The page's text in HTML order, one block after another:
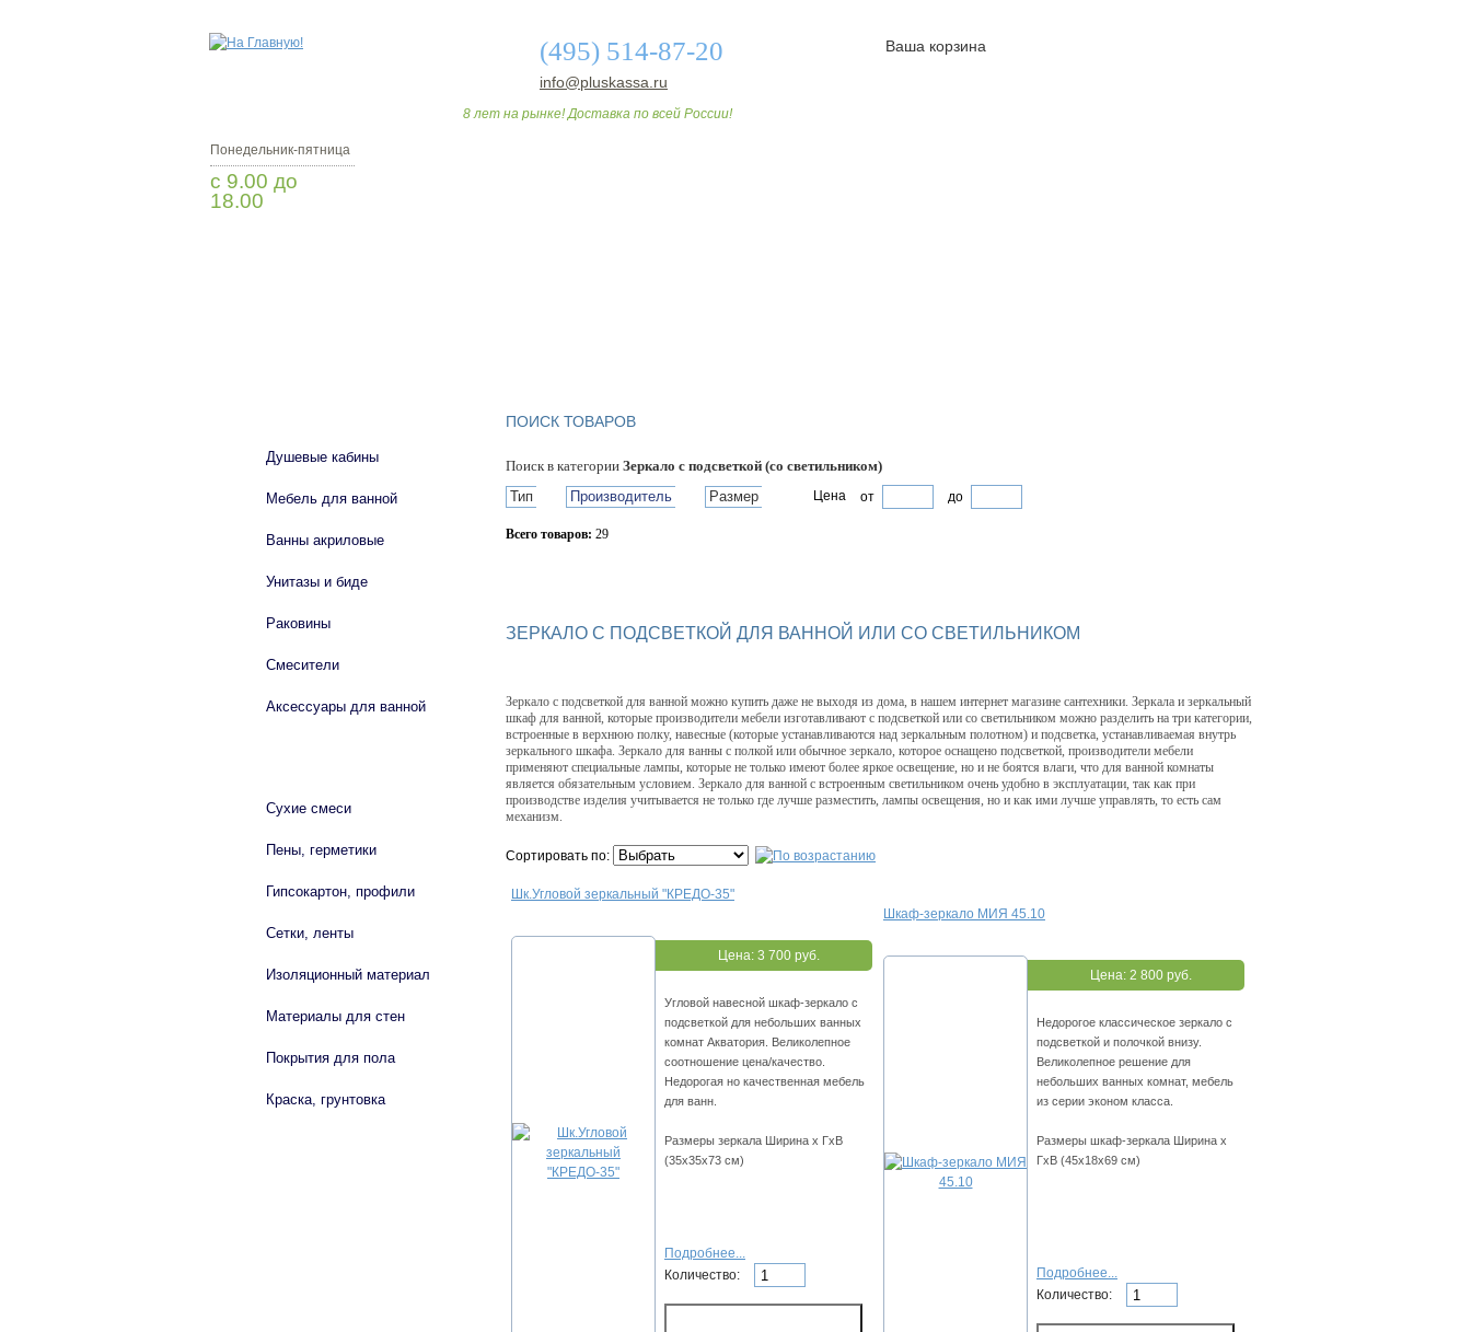
(495) 514-87-20
info@pluskassa.ru
8 лет на рынке! Доставка по всей России!
Ваша корзина
Понедельник-пятница
с 9.00 до
18.00
ПОИСК ТОВАРОВ
Поиск в категории Зеркало с подсветкой (со светильником)
Тип
Производитель Размер Цена от до
Всего товаров: 29
ЗЕРКАЛО С ПОДСВЕТКОЙ ДЛЯ ВАННОЙ ИЛИ СО СВЕТИЛЬНИКОМ
Зеркало с подсветкой для ванной можно купить даже не выходя из дома, в нашем интернет магазине сантехники. Зеркала и зеркальный
шкаф для ванной, которые производители мебели изготавливают с подсветкой или со светильником можно разделить на три категории,
встроенные в верхнюю полку, навесные (которые устанавливаются над зеркальным полотном) и подсветка, устанавливаемая внутрь
зеркального шкафа. Зеркало для ванны с полкой или обычное зеркало, которое оснащено подсветкой, производители мебели
применяют специальные лампы, которые не только имеют более яркое освещение, но и не боятся влаги, что для ванной комнаты
является обязательным условием. Зеркало для ванной с встроенным светильником очень удобно в эксплуатации, так как при
производстве изделия учитывается не только где лучше разместить, лампы освещения, но и как ими лучше управлять, то есть сам
механизм.
Сортировать по:
Шк.Угловой зеркальный "КРЕДО-35"
Цена: 3 700 руб.
Угловой навесной шкаф-зеркало с
подсветкой для небольших ванных
комнат Акватория. Великолепное
соотношение цена/качество.
Недорогая но качественная мебель
для ванн.
Размеры зеркала Ширина х ГхВ
(35х35х73 см)
Подробнее...
Количество:
Шкаф-зеркало МИЯ 45.10
Цена: 2 800 руб.
Недорогое классическое зеркало с
подсветкой и полочкой внизу.
Великолепное решение для
небольших ванных комнат, мебель
из серии эконом класса.
Размеры шкаф-зеркала Ширина х
ГхВ (45х18х69 см)
Подробнее...
Количество:
Душевые кабины
Мебель для ванной
Ванны акриловые
Унитазы и биде
Раковины
Смесители
Аксессуары для ванной
Сухие смеси
Пены, герметики
Гипсокартон, профили
Сетки, ленты
Изоляционный материал
Материалы для стен
Покрытия для пола
Краска, грунтовка